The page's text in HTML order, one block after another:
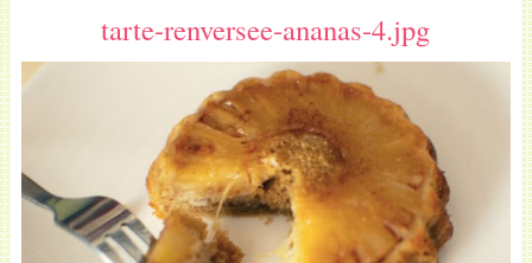
tarte-renversee-ananas-4.jpg